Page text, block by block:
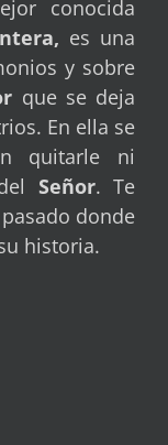
conocida
es una
y sobre
que se deja
En ella se
quitarle ni
Señor. Te
donde
historia.